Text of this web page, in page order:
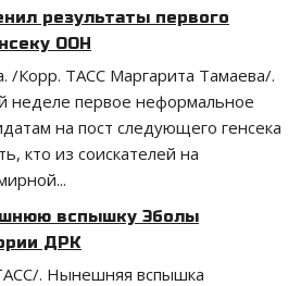
результаты первого
ООН
Корр. ТАСС Маргарита Тамаева/.
неделе первое неформальное
на пост следующего генсека
кто из соискателей на
вспышку Эболы
ДРК
. Нынешняя вспышка